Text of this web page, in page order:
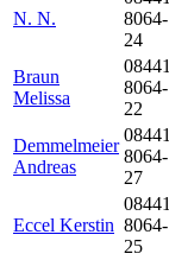
N. N.
8064-
24
Braun
Melissa
08441
8064-
22
Demmelmeier
Andreas
08441
8064-
27
Eccel Kerstin
08441
8064-
25